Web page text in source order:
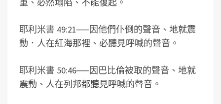
耶利米書 49:21──因他們仆倒的聲音、地就震
動．人在紅海那裡、必聽見呼喊的聲音。
耶利米書 50:46──因巴比倫被取的聲音、地就
震動、人在列邦都聽見呼喊的聲音。